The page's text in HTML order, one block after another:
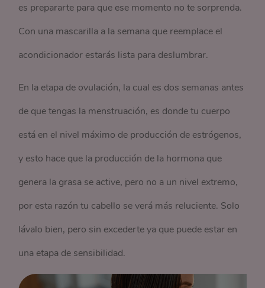
es prepararte para que ese momento no te sorprenda.
Con una mascarilla a la semana que reemplace el
acondicionador estarás lista para deslumbrar.
En la etapa de ovulación, la cual es dos semanas antes
de que tengas la menstruación, es donde tu cuerpo
está en el nivel máximo de producción de estrógenos,
y esto hace que la producción de la hormona que
genera la grasa se active, pero no a un nivel extremo,
por esta razón tu cabello se verá más reluciente. Solo
lávalo bien, pero sin excederte ya que puede estar en
una etapa de sensibilidad.